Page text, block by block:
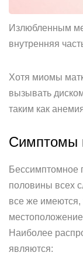
Излюбленным
внутренняя
Хотя миомы
вызывать
таким как
Симптомы
Бессимптомное
половины всех
все же имеются,
Наиболее
являются: